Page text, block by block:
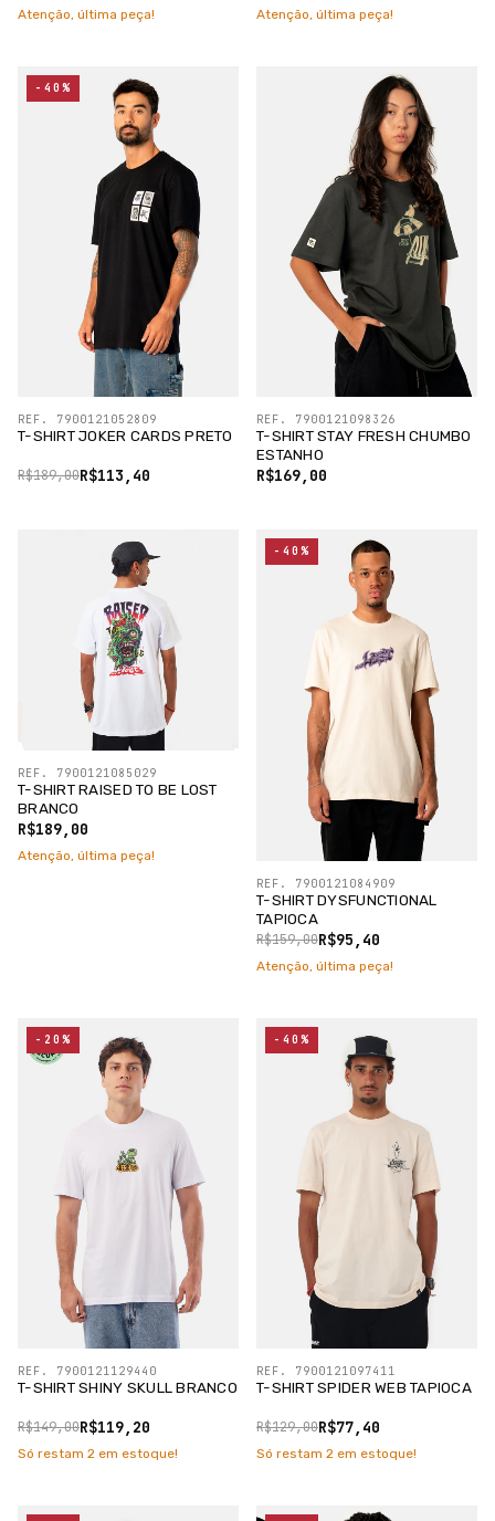
Atenção, última peça! Atenção, última peça!
T-SHIRT JOKER CARDS PRETO
R$113,40
R$189,00
REF. 7900121052809
-40%
T-SHIRT STAY FRESH CHUMBO
ESTANHO
R$169,00
REF. 7900121098326
T-SHIRT RAISED TO BE LOST
BRANCO
R$189,00
REF. 7900121085029
Atenção, última peça!
T-SHIRT DYSFUNCTIONAL
TAPIOCA
R$95,40
R$159,00
REF. 7900121084909
-40%
Atenção, última peça!
T-SHIRT SHINY SKULL BRANCO
R$119,20
R$149,00
REF. 7900121129440
-20%
Só restam 2 em estoque!
T-SHIRT SPIDER WEB TAPIOCA
R$77,40
R$129,00
REF. 7900121097411
-40%
Só restam 2 em estoque!